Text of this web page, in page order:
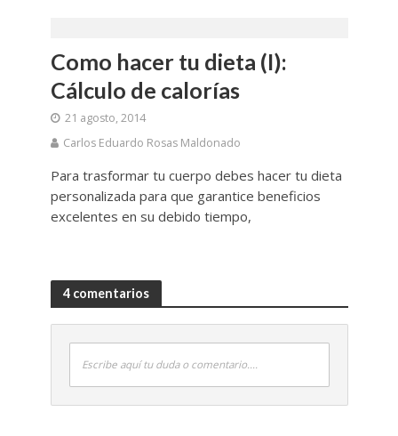
Como hacer tu dieta (I):
Cálculo de calorías
21 agosto, 2014
Carlos Eduardo Rosas Maldonado
Para trasformar tu cuerpo debes hacer tu dieta
personalizada para que garantice beneficios
excelentes en su debido tiempo,
4 comentarios
Escribe aquí tu duda o comentario....